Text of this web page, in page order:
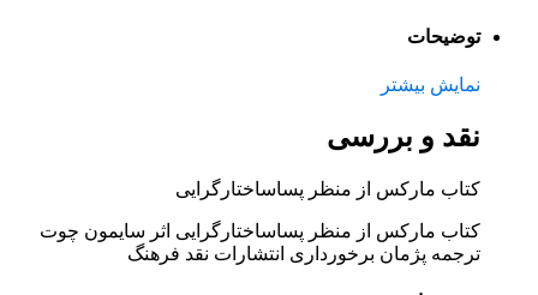
توضیحات
نمایش بیشتر
نقد و بررسی
کتاب مارکس از منظر پساساختارگرایی
کتاب مارکس از منظر پساساختارگرایی اثر سایمون چوت
ترجمه پژمان برخورداری انتشارات نقد فرهنگ